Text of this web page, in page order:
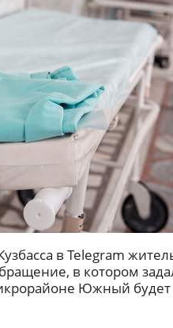
в Telegram
в котором
Южный будет